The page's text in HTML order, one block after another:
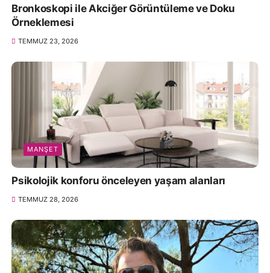
Bronkoskopi ile Akciğer Görüntüleme ve Doku
Örneklemesi
TEMMUZ 23, 2026
MANŞET
Psikolojik konforu önceleyen yaşam alanları
TEMMUZ 28, 2026